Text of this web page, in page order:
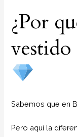
¿Por
vestido
Sabemos que en
Pero aquí la